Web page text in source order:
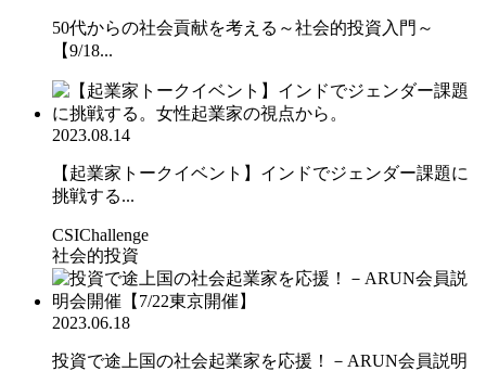
50代からの社会貢献を考える～社会的投資入門～
【9/18...
2023.08.14
【起業家トークイベント】インドでジェンダー課題に
挑戦する...
CSIChallenge
社会的投資
2023.06.18
投資で途上国の社会起業家を応援！－ARUN会員説明